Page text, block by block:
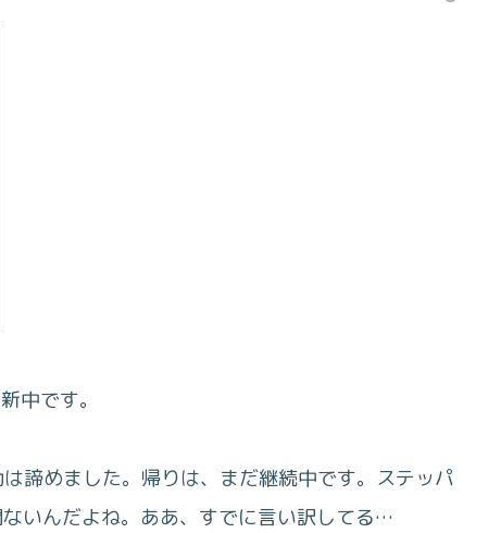
中です。
諦めました。帰りは、まだ継続中です。ステッパ
いんだよね。ああ、すでに言い訳してる…